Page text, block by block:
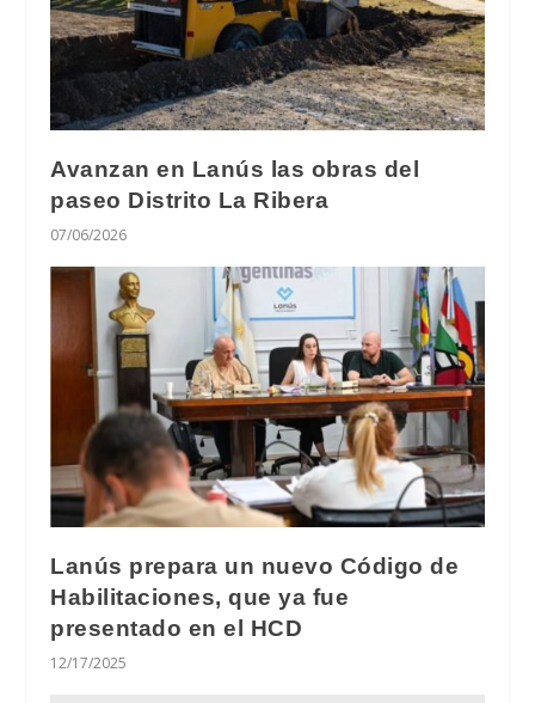
Avanzan en Lanús las obras del
paseo Distrito La Ribera
07/06/2026
Lanús prepara un nuevo Código de
Habilitaciones, que ya fue
presentado en el HCD
12/17/2025